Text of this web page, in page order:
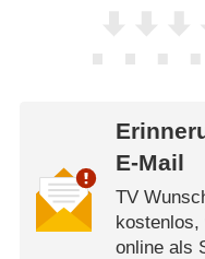
E-Mail
TV
kostenlos,
online als